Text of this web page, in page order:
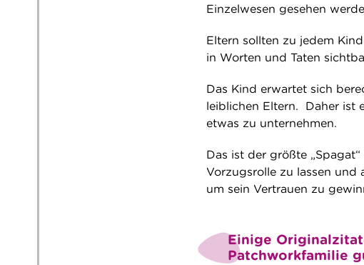
Einzelwesen gesehen
Eltern sollten zu jedem
in Worten und Taten
Das Kind erwartet sich
leiblichen Eltern. Daher ist
etwas zu unternehmen.
Das ist der größte
Vorzugsrolle zu lassen und
um sein Vertrauen zu
Einige
Patchworkfamilie